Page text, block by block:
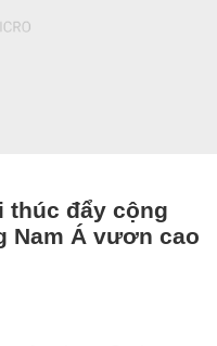
thúc đẩy cộng
Nam Á vươn cao